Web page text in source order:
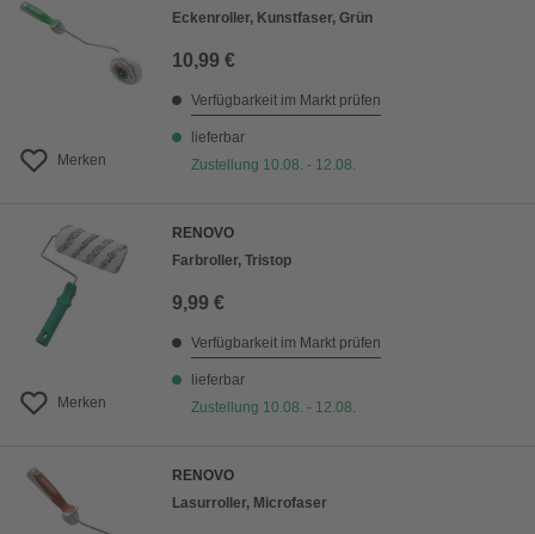
Merken
Eckenroller, Kunstfaser, Grün
10,99 €
Verfügbarkeit im Markt prüfen
lieferbar
Zustellung 10.08. - 12.08.
Merken
RENOVO
Farbroller, Tristop
9,99 €
Verfügbarkeit im Markt prüfen
lieferbar
Zustellung 10.08. - 12.08.
RENOVO
Lasurroller, Microfaser